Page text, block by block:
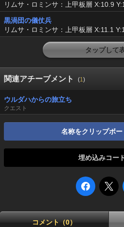
リムサ・ロミンサ：上甲板層 X:10.9
黒渦団の儀仗兵
リムサ・ロミンサ：上甲板層 X:11.1
タップして
関連アチーブメント (1)
ウルダハからの旅立ち
クエスト
名称をクリップボ
埋め込みコー
コメント（0）